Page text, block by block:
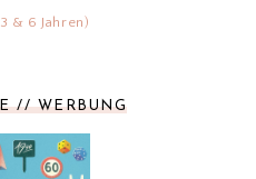
& 6 Jahren)
// WERBUNG